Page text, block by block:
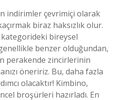
indirimler çevrimiçi olarak
biraz haksızlık olur.
bireysel
benzer olduğundan,
perakende zincirlerinin
öneririz. Bu, daha fazla
olacaktır! Kimbino,
broşürleri hazırladı. En